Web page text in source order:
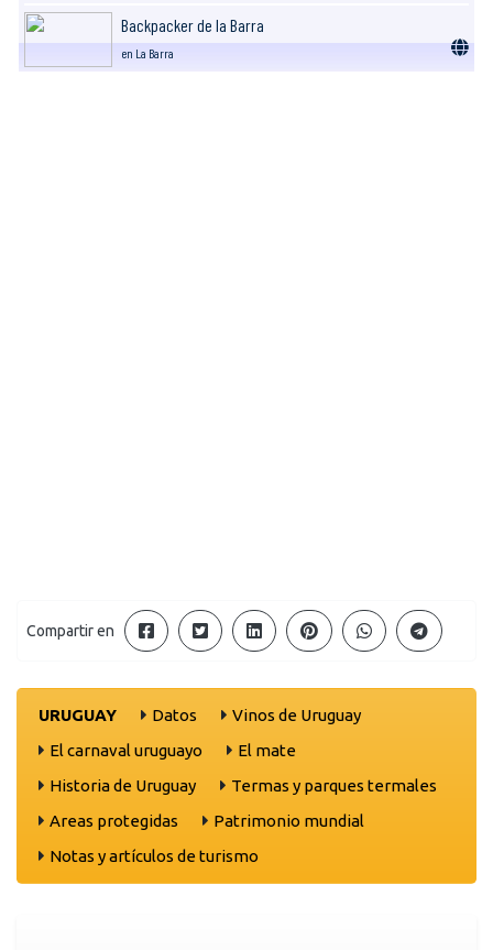
Backpacker de la Barra
en La Barra
Compartir en
URUGUAY Datos
Vinos de Uruguay
El carnaval uruguayo
El mate
Historia de Uruguay
Termas y parques termales
Areas protegidas
Patrimonio mundial
Notas y artículos de turismo